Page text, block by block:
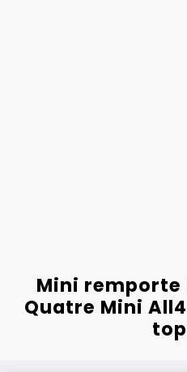
Mini remporte
Quatre Mini